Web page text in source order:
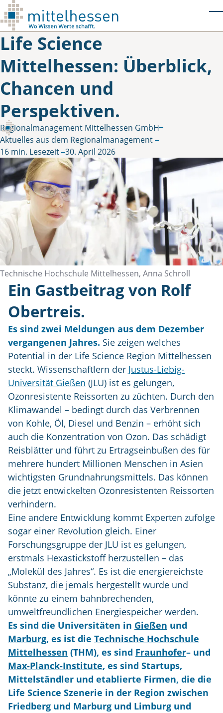
Skip to main content
Life Science
Mittelhessen: Überblick,
Chancen und
Perspektiven.
Gepostet von
Regionalmanagement Mittelhessen GmbH
in
Aktuelles aus dem Regionalmanagement
16 min. Lesezeit 30. April 2026
Technische Hochschule Mittelhessen, Anna Schroll
Ein Gastbeitrag von Rolf
Obertreis.
Es sind zwei Meldungen aus dem Dezember
vergangenen Jahres. Sie zeigen welches
Potential in der Life Science Region Mittelhessen
steckt. Wissenschaftlern der Justus-Liebig-
Universität Gießen (JLU) ist es gelungen,
Ozonresistente Reissorten zu züchten. Durch den
Klimawandel – bedingt durch das Verbrennen
von Kohle, Öl, Diesel und Benzin – erhöht sich
auch die Konzentration von Ozon. Das schädigt
Reisblätter und führt zu Ertragseinbußen des für
mehrere hundert Millionen Menschen in Asien
wichtigsten Grundnahrungsmittels. Das können
die jetzt entwickelten Ozonresistenten Reissorten
verhindern.
Eine andere Entwicklung kommt Experten zufolge
sogar einer Revolution gleich. Einer
Forschungsgruppe der JLU ist es gelungen,
erstmals Hexastickstoff herzustellen – das
„Molekül des Jahres“. Es ist die energiereichste
Substanz, die jemals hergestellt wurde und
könnte zu einem bahnbrechenden,
umweltfreundlichen Energiespeicher werden.
Es sind die Universitäten in Gießen und
Marburg, es ist die Technische Hochschule
Mittelhessen (THM), es sind Fraunhofer– und
Max-Planck-Institute, es sind Startups,
Mittelständler und etablierte Firmen, die die
Life Science Szenerie in der Region zwischen
Friedberg und Marburg und Limburg und